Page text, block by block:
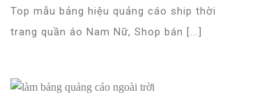
Top mẫu bảng hiệu quảng cáo ship thời
trang quần áo Nam Nữ, Shop bán [...]